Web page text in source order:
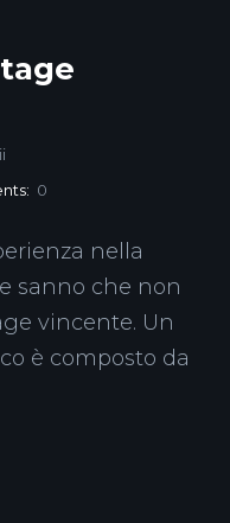
0
nella
sanno che non
vincente. Un
è composto da